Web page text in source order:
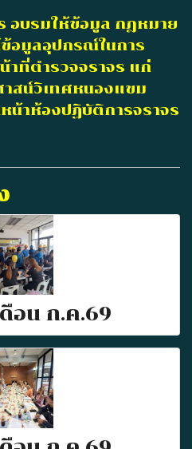
อบรมให้ข้อมูล กฎหมาย
ข้อมูลอุปกรณ์ในการ
าที่ตำรวจจราจร แก่
าสน์วิเทศหนองแขม
น้าห้องปฏิบัติการจราจร
อน ก.ค.69